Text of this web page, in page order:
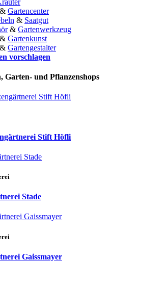
& Gartencenter
& Saatgut
& Gartenwerkzeug
& Gartenkunst
& Gartengestalter
vorschlagen
Garten- und Pflanzenshops
Stift Höfli
Stade
Gaissmayer